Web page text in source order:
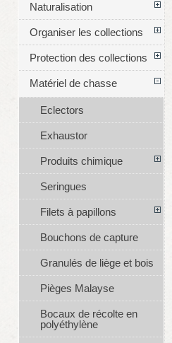
Naturalisation
Organiser les collections
Protection des collections
Matériel de chasse
Eclectors
Exhaustor
Produits chimique
Seringues
Filets à papillons
Bouchons de capture
Granulés de liège et bois
Pièges Malayse
Bocaux de récolte en
polyéthylène